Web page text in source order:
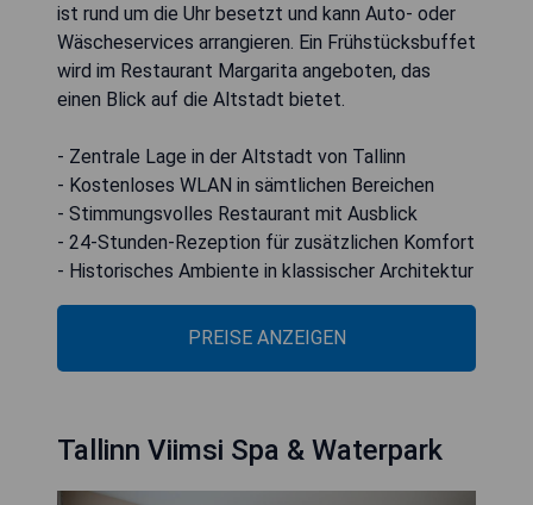
ist rund um die Uhr besetzt und kann Auto- oder
Wäscheservices arrangieren. Ein Frühstücksbuffet
wird im Restaurant Margarita angeboten, das
einen Blick auf die Altstadt bietet.
- Zentrale Lage in der Altstadt von Tallinn
- Kostenloses WLAN in sämtlichen Bereichen
- Stimmungsvolles Restaurant mit Ausblick
- 24-Stunden-Rezeption für zusätzlichen Komfort
- Historisches Ambiente in klassischer Architektur
PREISE ANZEIGEN
Tallinn Viimsi Spa & Waterpark